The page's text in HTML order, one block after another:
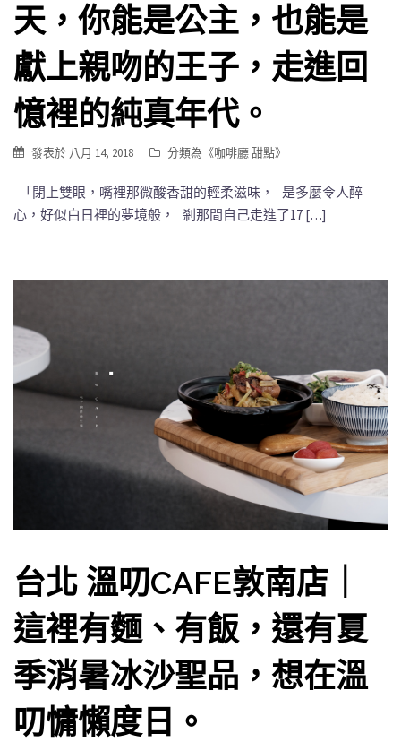
天，你能是公主，也能是
獻上親吻的王子，走進回
憶裡的純真年代。
發表於 八月 14, 2018 分類為《咖啡廳 甜點》
「閉上雙眼，嘴裡那微酸香甜的輕柔滋味， 是多麼令人醉
心，好似白日裡的夢境般， 剎那間自己走進了17 […]
台北 溫叨CAFE敦南店｜
這裡有麵、有飯，還有夏
季消暑冰沙聖品，想在溫
叨慵懶度日。